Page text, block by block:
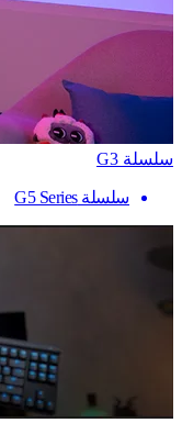
سلسلة G3
سلسلة G5 Series